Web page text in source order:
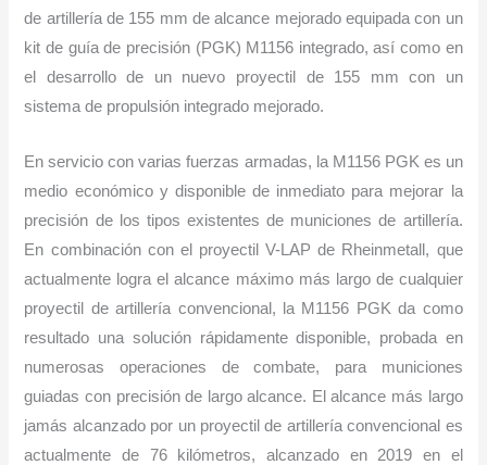
de artillería de 155 mm de alcance mejorado equipada con un
kit de guía de precisión (PGK) M1156 integrado, así como en
el desarrollo de un nuevo proyectil de 155 mm con un
sistema de propulsión integrado mejorado.
En servicio con varias fuerzas armadas, la M1156 PGK es un
medio económico y disponible de inmediato para mejorar la
precisión de los tipos existentes de municiones de artillería.
En combinación con el proyectil V-LAP de Rheinmetall, que
actualmente logra el alcance máximo más largo de cualquier
proyectil de artillería convencional, la M1156 PGK da como
resultado una solución rápidamente disponible, probada en
numerosas operaciones de combate, para municiones
guiadas con precisión de largo alcance. El alcance más largo
jamás alcanzado por un proyectil de artillería convencional es
actualmente de 76 kilómetros, alcanzado en 2019 en el